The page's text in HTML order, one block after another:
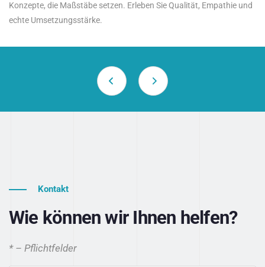
Konzepte, die Maßstäbe setzen. Erleben Sie Qualität, Empathie und
echte Umsetzungsstärke.
Kontakt
Wie können wir Ihnen helfen?
* – Pflichtfelder